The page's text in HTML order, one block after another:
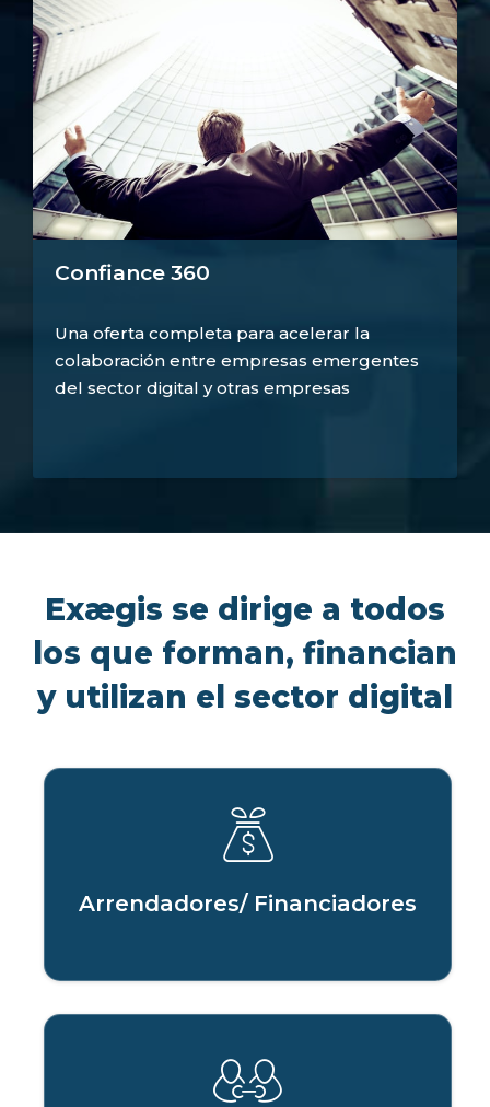
Confiance 360
Una oferta completa para acelerar la
colaboración entre empresas emergentes
del sector digital y otras empresas
Exægis se dirige a todos
los que forman, financian
y utilizan el sector digital
Arrendadores/ Financiadores